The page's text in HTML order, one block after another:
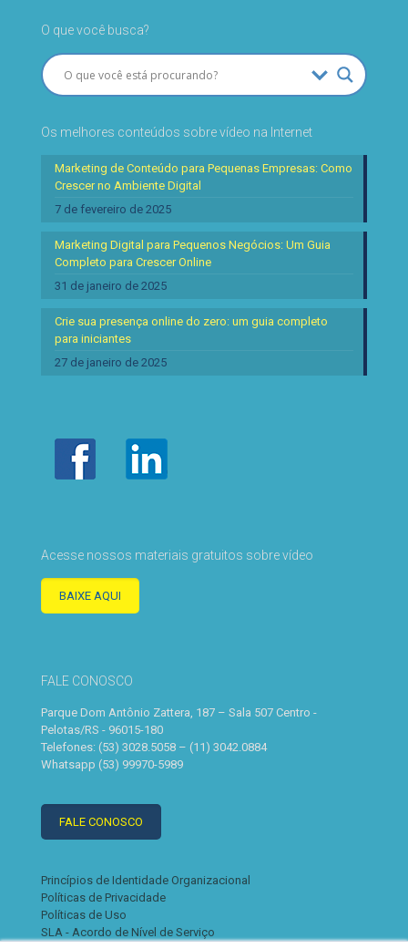
O que você busca?
Os melhores conteúdos sobre vídeo na Internet
Marketing de Conteúdo para Pequenas Empresas: Como
Crescer no Ambiente Digital
7 de fevereiro de 2025
Marketing Digital para Pequenos Negócios: Um Guia
Completo para Crescer Online
31 de janeiro de 2025
Crie sua presença online do zero: um guia completo
para iniciantes
27 de janeiro de 2025
Acesse nossos materiais gratuitos sobre vídeo
BAIXE AQUI
FALE CONOSCO
Parque Dom Antônio Zattera, 187 – Sala 507 Centro -
Pelotas/RS - 96015-180
Telefones: (53) 3028.5058 – (11) 3042.0884
Whatsapp (53) 99970-5989
FALE CONOSCO
Princípios de Identidade Organizacional
Políticas de Privacidade
Políticas de Uso
SLA - Acordo de Nível de Serviço